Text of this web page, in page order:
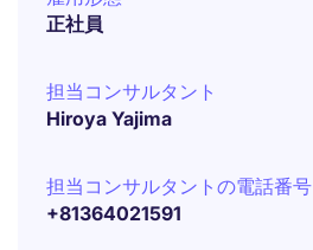
正社員
担当コンサルタント
Hiroya Yajima
担当コンサルタントの電話番号
+81364021591